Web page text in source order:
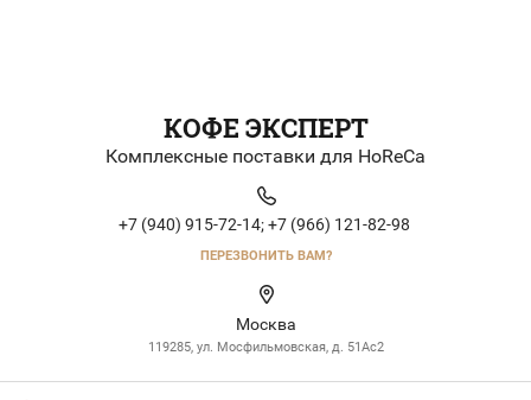
КОФЕ ЭКСПЕРТ
Комплексные поставки для HoReCa
+7 (940) 915-72-14; +7 (966) 121-82-98
ПЕРЕЗВОНИТЬ ВАМ?
Москва
119285, ул. Мосфильмовская, д. 51Ac2